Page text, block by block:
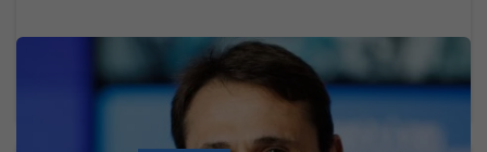
Zamestnancom rozdá 19 775 eur, aby ich
neprebrala konkurencia. Technologický gigant
rozdáva peniaze